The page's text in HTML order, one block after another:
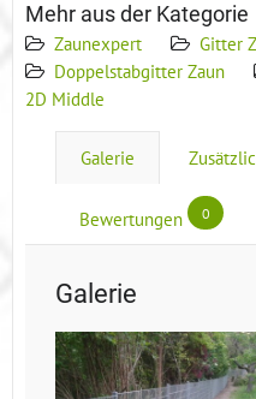
Mehr aus der Kategorie
Zaunexpert
Gitter
Doppelstabgitter Zaun
2D Middle
Galerie
Bewertungen 0
Galerie